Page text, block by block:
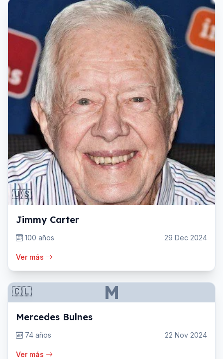
🇺🇸
Jimmy Carter
100 años 29 Dec 2024
Ver más
M
🇨🇱
Mercedes Bulnes
74 años 22 Nov 2024
Ver más